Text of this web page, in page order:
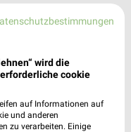
Prospektewird die
cookie
auf Informationen auf
und anderen
zu verarbeiten. Einige